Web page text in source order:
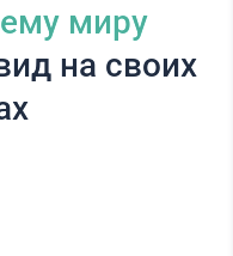
миру
на своих